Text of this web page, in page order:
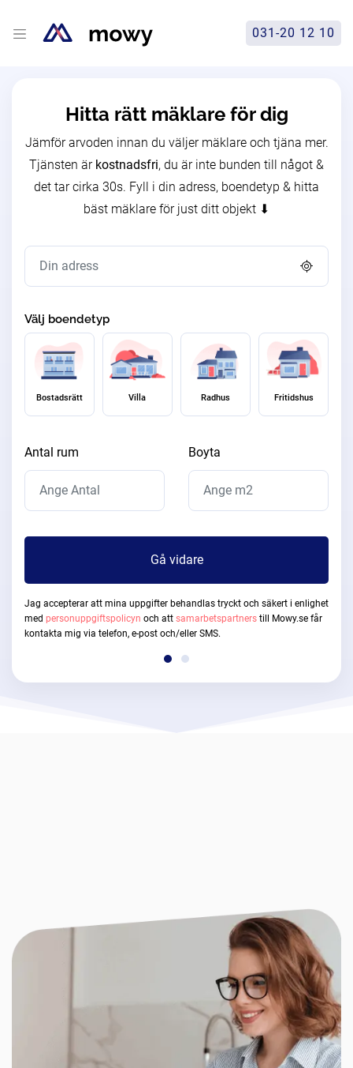
031-20 12 10
Hitta rätt mäklare för dig
Jämför arvoden innan du väljer mäklare och tjäna mer.
Tjänsten är kostnadsfri, du är inte bunden till något &
det tar cirka 30s. Fyll i din adress, boendetyp & hitta
bäst mäklare för just ditt objekt ⬇
Välj boendetyp
Bostadsrätt Villa Radhus Fritidshus
Antal rum Boyta
Gå vidare
Jag accepterar att mina uppgifter behandlas tryckt och säkert i enlighet
med personuppgiftspolicyn och att samarbetspartners till Mowy.se får
kontakta mig via telefon, e-post och/eller SMS.